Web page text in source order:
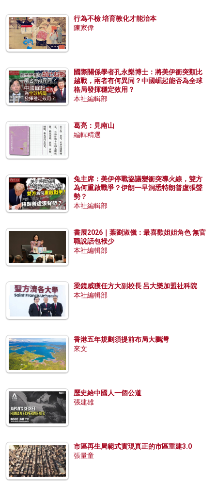
行為不檢 培育教化才能治本
陳家偉
國際關係學者孔永樂博士：將美伊衝突類比
越戰，兩者有何異同？中國崛起能否為全球
格局發揮穩定效用？
本社編輯部
葛亮：見南山
編輯精選
兔主席：美伊停戰協議變衝突導火線，雙方
為何重啟戰爭？伊朗一早洞悉特朗普虛張聲
勢？
本社編輯部
書展2026｜葉劉淑儀：最喜歡姐姐角色 無官
職說話包袱少
本社編輯部
梁鏡威獲任方大副校長 呂大樂加盟社科院
本社編輯部
香港五年規劃須提前布局大鵬灣
來文
歷史給中國人一個公道
張建雄
市區再生局範式實現真正的市區重建3.0
張量童